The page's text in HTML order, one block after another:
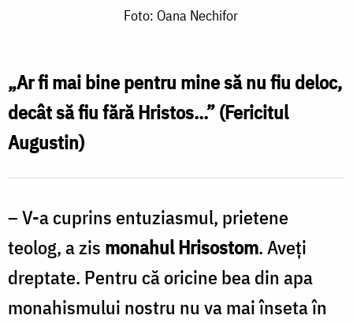
Foto: Oana Nechifor
„Ar fi mai bine pentru mine să nu fiu deloc,
decât să fiu fără Hristos...” (Fericitul
Augustin)
– V-a cuprins entuziasmul, prietene
teolog, a zis monahul Hrisostom. Aveți
dreptate. Pentru că oricine bea din apa
monahismului nostru nu va mai înseta în